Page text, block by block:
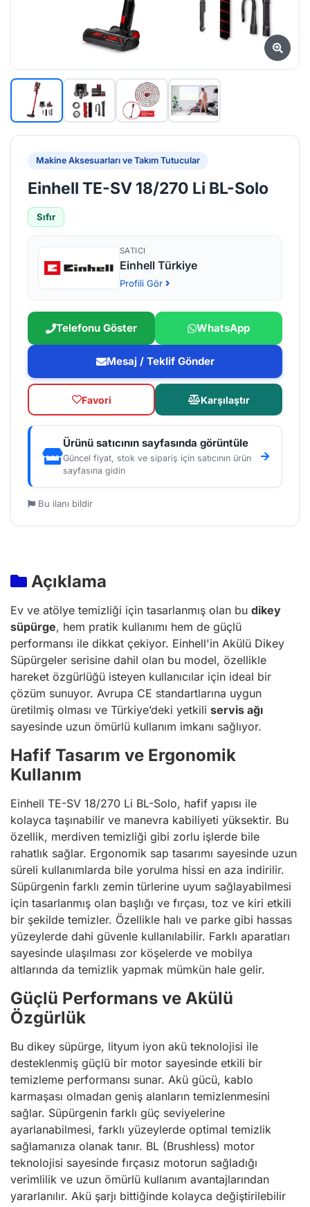
Makine Aksesuarları ve Takım Tutucular
Einhell TE-SV 18/270 Li BL-Solo
Sıfır
SATICI
Einhell Türkiye
Profili Gör
Telefonu Göster WhatsApp
Mesaj / Teklif Gönder
Favori Karşılaştır
Ürünü satıcının sayfasında görüntüle
Güncel fiyat, stok ve sipariş için satıcının ürün
sayfasına gidin
Bu ilanı bildir
Açıklama
Ev ve atölye temizliği için tasarlanmış olan bu dikey
süpürge, hem pratik kullanımı hem de güçlü
performansı ile dikkat çekiyor. Einhell'in Akülü Dikey
Süpürgeler serisine dahil olan bu model, özellikle
hareket özgürlüğü isteyen kullanıcılar için ideal bir
çözüm sunuyor. Avrupa CE standartlarına uygun
üretilmiş olması ve Türkiye’deki yetkili servis ağı
sayesinde uzun ömürlü kullanım imkanı sağlıyor.
Hafif Tasarım ve Ergonomik
Kullanım
Einhell TE-SV 18/270 Li BL-Solo, hafif yapısı ile
kolayca taşınabilir ve manevra kabiliyeti yüksektir. Bu
özellik, merdiven temizliği gibi zorlu işlerde bile
rahatlık sağlar. Ergonomik sap tasarımı sayesinde uzun
süreli kullanımlarda bile yorulma hissi en aza indirilir.
Süpürgenin farklı zemin türlerine uyum sağlayabilmesi
için tasarlanmış olan başlığı ve fırçası, toz ve kiri etkili
bir şekilde temizler. Özellikle halı ve parke gibi hassas
yüzeylerde dahi güvenle kullanılabilir. Farklı aparatları
sayesinde ulaşılması zor köşelerde ve mobilya
altlarında da temizlik yapmak mümkün hale gelir.
Güçlü Performans ve Akülü
Özgürlük
Bu dikey süpürge, lityum iyon akü teknolojisi ile
desteklenmiş güçlü bir motor sayesinde etkili bir
temizleme performansı sunar. Akü gücü, kablo
karmaşası olmadan geniş alanların temizlenmesini
sağlar. Süpürgenin farklı güç seviyelerine
ayarlanabilmesi, farklı yüzeylerde optimal temizlik
sağlamanıza olanak tanır. BL (Brushless) motor
teknolojisi sayesinde fırçasız motorun sağladığı
verimlilik ve uzun ömürlü kullanım avantajlarından
yararlanılır. Akü şarjı bittiğinde kolayca değiştirilebilir